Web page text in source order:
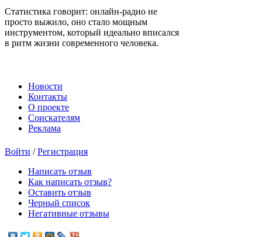
Статистика говорит: онлайн-радио не
просто выжило, оно стало мощным
инструментом, который идеально вписался
в ритм жизни современного человека.
Новости
Контакты
О проекте
Соискателям
Реклама
Войти /Регистрация
Написать отзыв
Как написать отзыв?
Оставить отзыв
Черный список
Негативные отзывы